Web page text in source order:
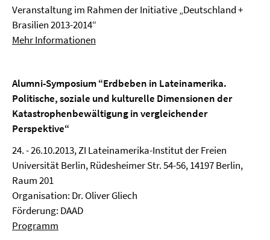
Veranstaltung im Rahmen der Initiative „Deutschland +
Brasilien 2013-2014“
Mehr Informationen
Alumni-Symposium “Erdbeben in Lateinamerika.
Politische, soziale und kulturelle Dimensionen der
Katastrophenbewältigung in vergleichender
Perspektive“
24. - 26.10.2013, ZI Lateinamerika-Institut der Freien
Universität Berlin, Rüdesheimer Str. 54-56, 14197 Berlin,
Raum 201
Organisation: Dr. Oliver Gliech
Förderung: DAAD
Programm